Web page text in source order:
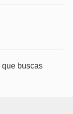
que buscas